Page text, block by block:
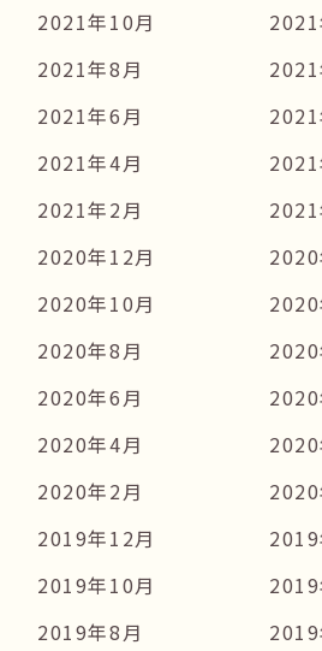
2021年10月
2021年8月
2021年6月
2021年4月
2021年2月
2020年12月
2020年10月
2020年8月
2020年6月
2020年4月
2020年2月
2019年12月
2019年10月
2019年8月